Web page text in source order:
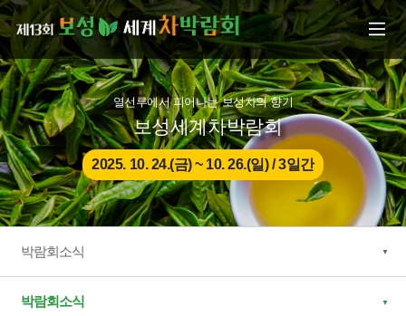
본문으로 바로가기
주메뉴 바로가기
열선루에서 피어나는 보성차의 향기
보성세계차박람회
2025. 10. 24.(금) ~ 10. 26.(일) / 3일간
박람회소식
박람회소식